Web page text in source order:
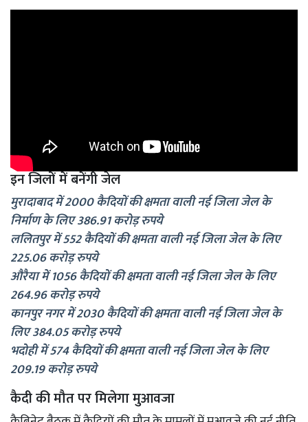
इन जिलों में बनेंगी जेल
मुरादाबाद में 2000 कैदियों की क्षमता वाली नई जिला जेल के
निर्माण के लिए 386.91 करोड़ रुपये
ललितपुर में 552 कैदियों की क्षमता वाली नई जिला जेल के लिए
225.06 करोड़ रुपये
औरैया में 1056 कैदियों की क्षमता वाली नई जिला जेल के लिए
264.96 करोड़ रुपये
कानपुर नगर में 2030 कैदियों की क्षमता वाली नई जिला जेल के
लिए 384.05 करोड़ रुपये
भदोही में 574 कैदियों की क्षमता वाली नई जिला जेल के लिए
209.19 करोड़ रुपये
कैदी की मौत पर मिलेगा मुआवजा